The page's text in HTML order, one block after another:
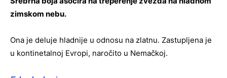
zimskom nebu.
Ona je deluje hladnije u odnosu na zlatnu. Zastupljena je
u kontinetalnoj Evropi, naročito u Nemačkoj.